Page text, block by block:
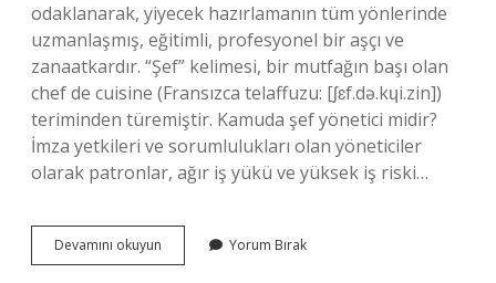
odaklanarak, yiyecek hazırlamanın tüm yönlerinde
uzmanlaşmış, eğitimli, profesyonel bir aşçı ve
zanaatkardır. “Şef” kelimesi, bir mutfağın başı olan
chef de cuisine (Fransızca telaffuzu: [ʃɛf.də.kɥi.zin])
teriminden türemiştir. Kamuda şef yönetici midir?
İmza yetkileri ve sorumlulukları olan yöneticiler
olarak patronlar, ağır iş yükü ve yüksek iş riski…
Devamını okuyun Memurlukta
Şef
Yorum Bırak